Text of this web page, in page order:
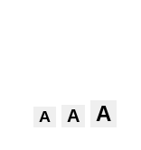
A A A